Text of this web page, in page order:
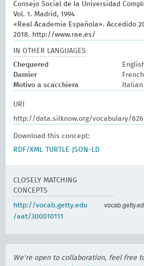
Consejo Social de la Universidad
Vol. 1. Madrid, 1994
«Real Academia Española». Accedido
2018. http://www.rae.es/
IN OTHER LANGUAGES
Chequered
Damier
French
Motivo a scacchiera
Italian
URI
http://data.silknow.org/vocabulary/826
Download this concept:
RDF/XML
TURTLE JSON-LD
CLOSELY MATCHING
CONCEPTS
http://vocab.getty.edu
/aat/300010111
We're open to collaboration, feel free